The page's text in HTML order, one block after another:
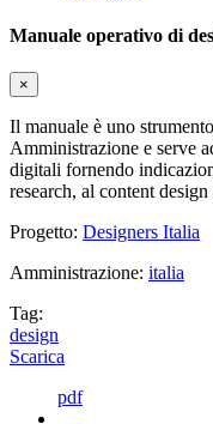
Manuale operativo di
×
Il manuale è uno
Amministrazione e serve
digitali fornendo
research, al content
Progetto: Designers Italia
Amministrazione: italia
Tag:
design
Scarica
pdf